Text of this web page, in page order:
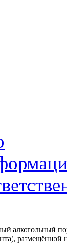
алкогольный
размещённой